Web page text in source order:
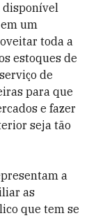
disponível
um
toda a
estoques de
de
para que
e fazer
seja tão
a
as
que tem se